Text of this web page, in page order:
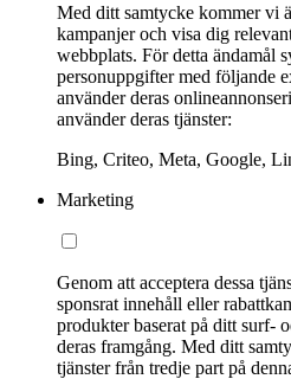
Med ditt samtycke kommer vi
kampanjer och visa dig
webbplats. För detta ändamål
personuppgifter med följande
använder deras
använder deras tjänster:
Bing, Criteo, Meta, Google,
Marketing
Genom att acceptera dessa
sponsrat innehåll eller
produkter baserat på ditt surf-
deras framgång. Med ditt
tjänster från tredje part på